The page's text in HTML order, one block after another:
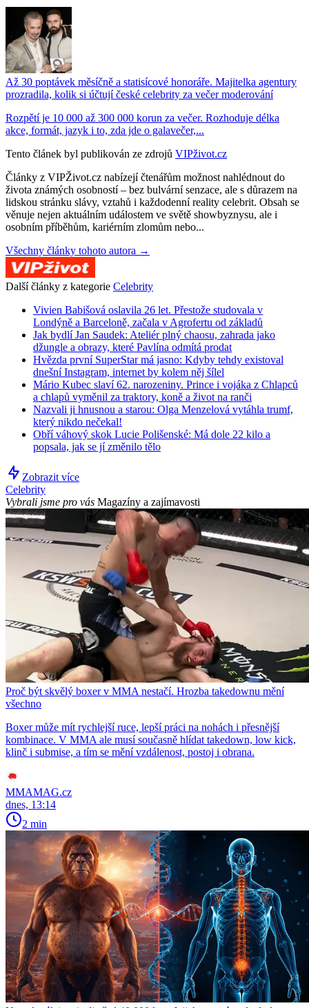
Až 30 poptávek měsíčně a statisícové honoráře. Majitelka agentury
prozradila, kolik si účtují české celebrity za večer moderování
Rozpětí je 10 000 až 300 000 korun za večer. Rozhoduje délka
akce, formát, jazyk i to, zda jde o galavečer,...
Tento článek byl publikován ze zdrojů VIPživot.cz
Články z VIPŽivot.cz nabízejí čtenářům možnost nahlédnout do
života známých osobností – bez bulvární senzace, ale s důrazem na
lidskou stránku slávy, vztahů i každodenní reality celebrit. Obsah se
věnuje nejen aktuálním událostem ve světě showbyznysu, ale i
osobním příběhům, kariérním zlomům nebo...
Všechny články tohoto autora →
Další články z kategorie Celebrity
Vivien Babišová oslavila 26 let. Přestože studovala v
Londýně a Barceloně, začala v Agrofertu od základů
Jak bydlí Jan Saudek: Ateliér plný chaosu, zahrada jako
džungle a obrazy, které Pavlína odmítá prodat
Hvězda první SuperStar má jasno: Kdyby tehdy existoval
dnešní Instagram, internet by kolem něj šílel
Mário Kubec slaví 62. narozeniny. Prince i vojáka z Chlapců
a chlapů vyměnil za traktory, koně a život na ranči
Nazvali ji hnusnou a starou: Olga Menzelová vytáhla trumf,
který nikdo nečekal!
Obří váhový skok Lucie Polišenské: Má dole 22 kilo a
popsala, jak se jí změnilo tělo
Zobrazit více
Celebrity
Vybrali jsme pro vás Magazíny a zajímavosti
Proč být skvělý boxer v MMA nestačí. Hrozba takedownu mění
všechno
Boxer může mít rychlejší ruce, lepší práci na nohách i přesnější
kombinace. V MMA ale musí současně hlídat takedown, low kick,
klinč i submise, a tím se mění vzdálenost, postoj i obrana.
MMAMAG.cz
dnes, 13:14
2 min